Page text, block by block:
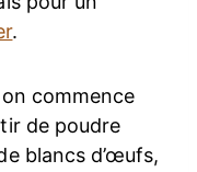
.
commence
de poudre
blancs d’œufs,